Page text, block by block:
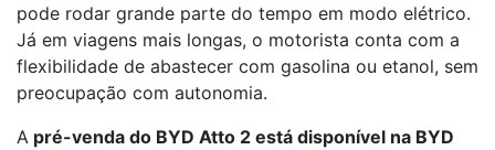
pode rodar grande parte do tempo em modo elétrico.
Já em viagens mais longas, o motorista conta com a
flexibilidade de abastecer com gasolina ou etanol, sem
preocupação com autonomia.
A pré-venda do BYD Atto 2 está disponível na BYD